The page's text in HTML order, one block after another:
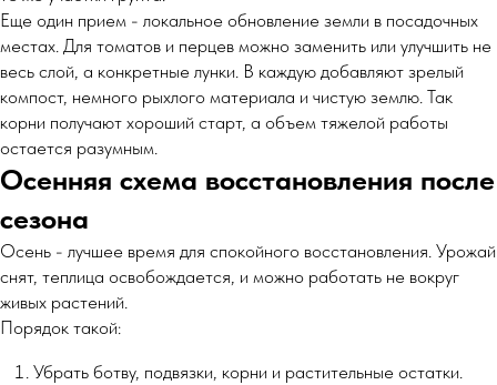
Еще один прием - локальное обновление земли в посадочных
местах. Для томатов и перцев можно заменить или улучшить не
весь слой, а конкретные лунки. В каждую добавляют зрелый
компост, немного рыхлого материала и чистую землю. Так
корни получают хороший старт, а объем тяжелой работы
остается разумным.
Осенняя схема восстановления после
сезона
Осень - лучшее время для спокойного восстановления. Урожай
снят, теплица освобождается, и можно работать не вокруг
живых растений.
Порядок такой:
Убрать ботву, подвязки, корни и растительные остатки.